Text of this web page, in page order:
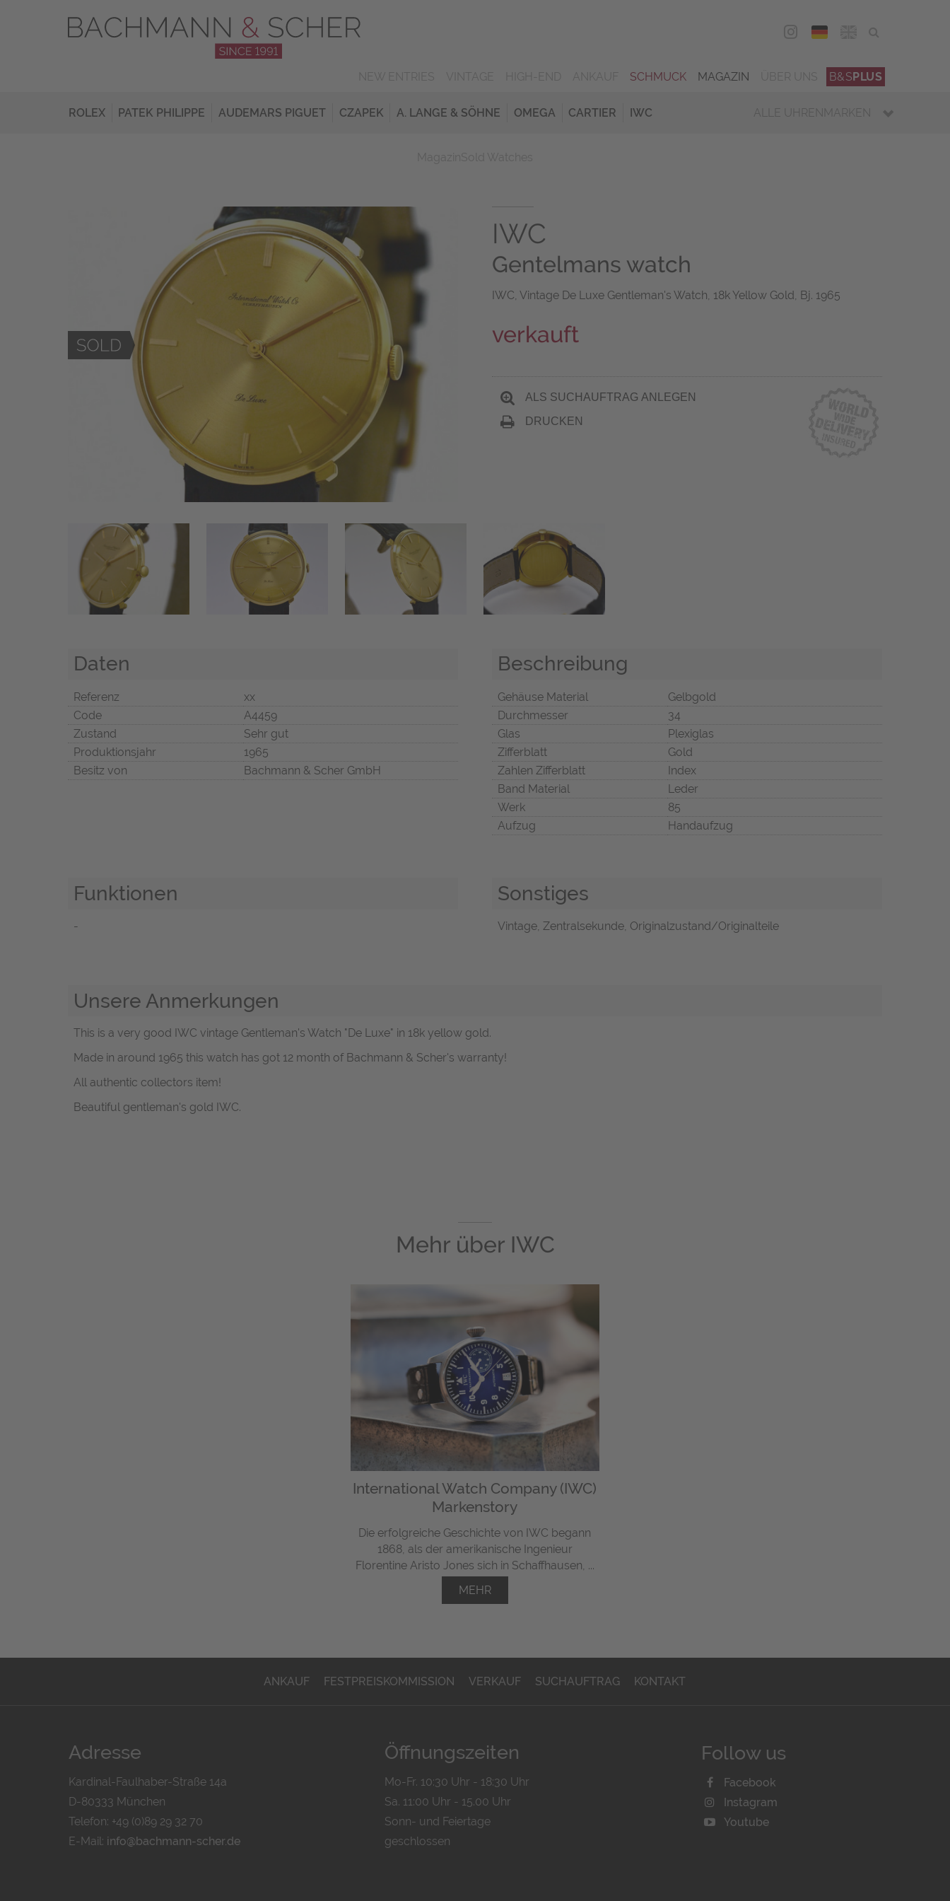
DEU
SCHMUCK MAGAZIN B&SPLUS
ROLEX PATEK PHILIPPE AUDEMARS PIGUET CZAPEK A. LANGE & SÖHNE OMEGA CARTIER IWC ALLE UHRENMARKEN
IWC
Gentelmans watch
IWC, Vintage De Luxe Gentleman's Watch, 18k Yellow Gold, Bj. 1965
verkauft
ALS SUCHAUFTRAG ANLEGEN
DRUCKEN
Daten
Referenz
xx
Code
A4459
Zustand
Sehr gut
Produktionsjahr
1965
Besitz von
Bachmann & Scher GmbH
Beschreibung
Gehäuse Material
Gelbgold
Durchmesser
34
Glas
Plexiglas
Zifferblatt
Gold
Zahlen Zifferblatt
Index
Band Material
Leder
Werk
85
Aufzug
Handaufzug
Funktionen
-
Sonstiges
Vintage, Zentralsekunde, Originalzustand/Originalteile
Unsere Anmerkungen
This is a very good IWC vintage Gentleman's Watch "De Luxe" in 18k yellow gold.
Made in around 1965 this watch has got 12 month of Bachmann & Scher's warranty!
All authentic collectors item!
Beautiful gentleman's gold IWC.
Mehr über IWC
International Watch Company (IWC)
Markenstory
Die erfolgreiche Geschichte von IWC begann
1868, als der amerikanische Ingenieur
Florentine Aristo Jones sich in Schaffhausen, ...
MEHR
ANKAUF FESTPREISKOMMISSION VERKAUF SUCHAUFTRAG KONTAKT
Adresse
Kardinal-Faulhaber-Straße 14a
D-80333 München
Telefon: +49 (0)89 29 32 70
E-Mail: info@bachmann-scher.de
Öffnungszeiten
Mo-Fr. 10:30 Uhr - 18:30 Uhr
Sa. 11:00 Uhr - 15.00 Uhr
Sonn- und Feiertage
geschlossen
Follow us
Facebook
Instagram
Youtube